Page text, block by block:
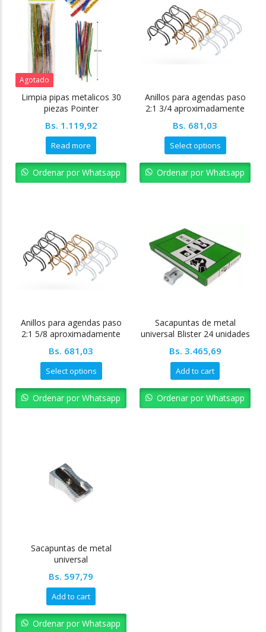
Agotado
Limpia pipas metalicos 30
piezas Pointer
Bs. 1.119,92
Read more
Ordenar por Whatsapp
Anillos para agendas paso
2:1 3/4 aproximadamente
Bs. 681,03
Select options
Ordenar por Whatsapp
Anillos para agendas paso
2:1 5/8 aproximadamente
Bs. 681,03
Select options
Ordenar por Whatsapp
Sacapuntas de metal
universal Blister 24 unidades
Bs. 3.465,69
Add to cart
Ordenar por Whatsapp
Sacapuntas de metal
universal
Bs. 597,79
Add to cart
Ordenar por Whatsapp